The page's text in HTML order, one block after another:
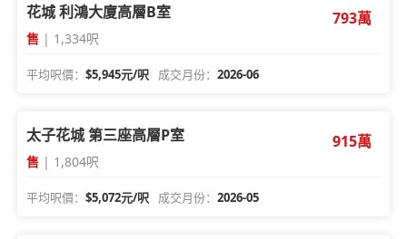
花城 利鴻大廈高層B室
售 | 1,334呎
793萬
平均呎價：$5,945元/呎 成交月份：2026-06
太子花城 第三座高層P室
售 | 1,804呎
915萬
平均呎價：$5,072元/呎 成交月份：2026-05